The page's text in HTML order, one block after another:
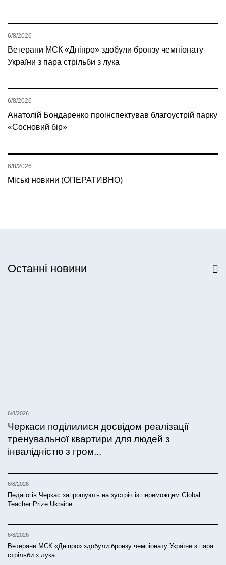
Ветерани МСК «Дніпро» здобули бронзу чемпіонату
України з пара стрільби з лука
6/8/2026
Анатолій Бондаренко проінспектував благоустрій парку
«Сосновий бір»
6/8/2026
Міські новини (ОПЕРАТИВНО)
6/8/2026
Останні новини
6/8/2026
Черкаси поділилися досвідом реалізації
тренувальної квартири для людей з
інвалідністю з гром...
6/8/2026
Педагогів Черкас запрошують на зустріч із переможцем Global
Teacher Prize Ukraine
6/8/2026
Ветерани МСК «Дніпро» здобули бронзу чемпіонату України з пара
стрільби з лука